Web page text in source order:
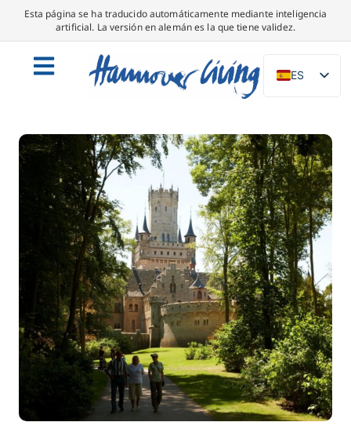
Esta página se ha traducido automáticamente mediante inteligencia
artificial. La versión en alemán es la que tiene validez.
ES
DE
NL
PL
IT
DA
SV
FR
PT
TR
RU
FI
ZH